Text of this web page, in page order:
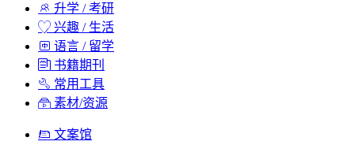
升学 / 考研
兴趣 / 生活
语言 / 留学
书籍期刊
常用工具
素材/资源
文案馆